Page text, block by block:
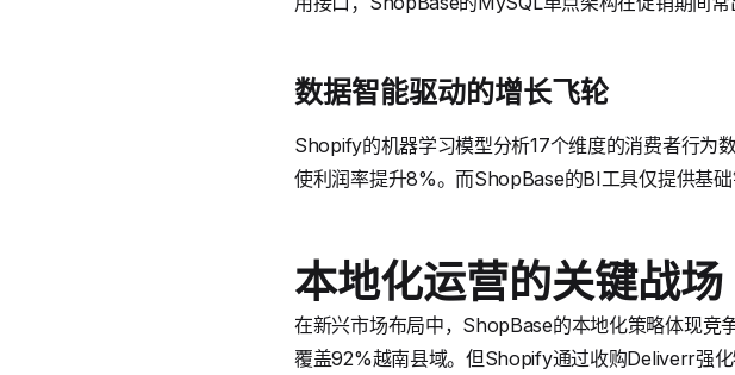
数据智能驱动的增长飞轮
Shopify的机器学习模型分析17个维度的消费者行为
使利润率提升8%。而ShopBase的BI工具仅提供基
本地化运营的关键战场
在新兴市场布局中，ShopBase的本地化策略体现竞
覆盖92%越南县域。但Shopify通过收购Deliverr强